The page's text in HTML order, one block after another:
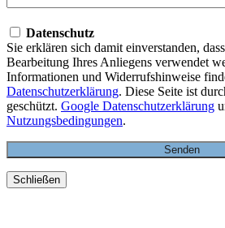
Datenschutz
Sie erklären sich damit einverstanden,
Bearbeitung Ihres Anliegens verwendet
Informationen und Widerrufshinweise
Datenschutzerklärung. Diese Seite ist
geschützt. Google Datenschutzerklärung
Nutzungsbedingungen.
Schließen